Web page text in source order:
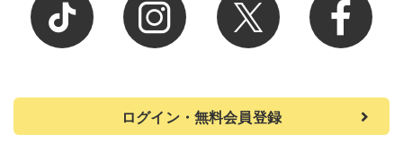
ログイン・無料会員登録